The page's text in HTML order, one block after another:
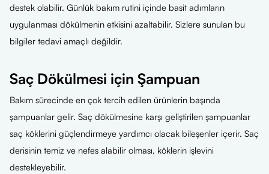
destek olabilir. Günlük bakım rutini içinde basit adımların
uygulanması dökülmenin etkisini azaltabilir. Sizlere sunulan bu
bilgiler tedavi amaçlı değildir.
Saç Dökülmesi için Şampuan
Bakım sürecinde en çok tercih edilen ürünlerin başında
şampuanlar gelir. Saç dökülmesine karşı geliştirilen şampuanlar
saç köklerini güçlendirmeye yardımcı olacak bileşenler içerir. Saç
derisinin temiz ve nefes alabilir olması, köklerin işlevini
destekleyebilir.